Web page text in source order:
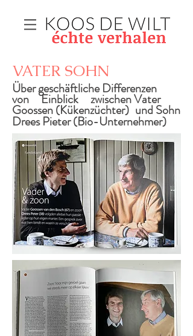
VATER SOHN
Über geschäftliche Differenzen
von Einblick zwischen Vater
Goossen (Kükenzüchter) und Sohn
Drees Pieter (Bio-Unternehmer)